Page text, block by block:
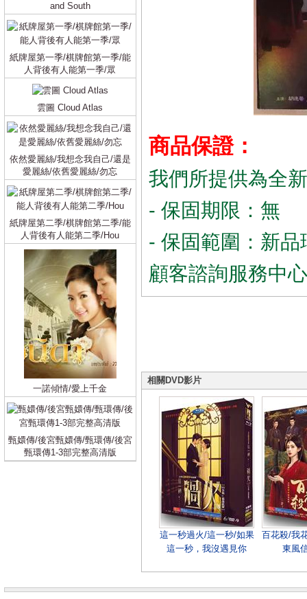
商品保證：
我們所提供為全
- 保固期限：無
- 保固範圍：新品
顧客諮詢服務中
相關DVD影片
這一秒過火/這一秒/如果
這一秒，我沒遇見你
百花殺/我
東風
and South
紙牌屋第一季/棋牌館第一季/能
人背後有人能第一季/眾
雲圖 Cloud Atlas
依然愛麗絲/我想念我自己/還是
愛麗絲/依舊愛麗絲/勿忘
紙牌屋第二季/棋牌館第二季/能
人背後有人能第二季/Hou
一諾傾情/愛上千金
甄嬛傳/後宮甄嬛傳/甄環傳/後宮
甄環傳1-3部完整高清版